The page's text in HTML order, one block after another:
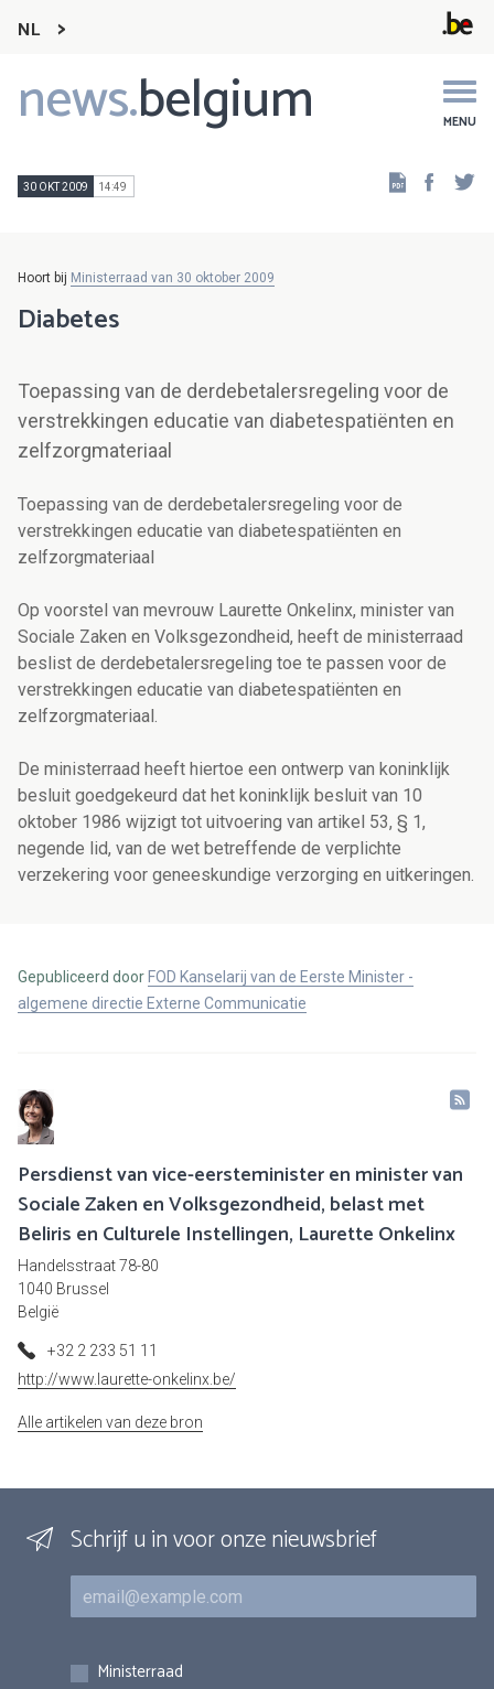
NL
news.belgium MENU
Main
navigation
30 OKT 2009 14:49
Hoort bij Ministerraad van 30 oktober 2009
Diabetes
Toepassing van de derdebetalersregeling voor de
verstrekkingen educatie van diabetespatiënten en
zelfzorgmateriaal
Toepassing van de derdebetalersregeling voor de
verstrekkingen educatie van diabetespatiënten en
zelfzorgmateriaal
Op voorstel van mevrouw Laurette Onkelinx, minister van
Sociale Zaken en Volksgezondheid, heeft de ministerraad
beslist de derdebetalersregeling toe te passen voor de
verstrekkingen educatie van diabetespatiënten en
zelfzorgmateriaal.
De ministerraad heeft hiertoe een ontwerp van koninklijk
besluit goedgekeurd dat het koninklijk besluit van 10
oktober 1986 wijzigt tot uitvoering van artikel 53, § 1,
negende lid, van de wet betreffende de verplichte
verzekering voor geneeskundige verzorging en uitkeringen.
Gepubliceerd door FOD Kanselarij van de Eerste Minister -
algemene directie Externe Communicatie
Persdienst van vice-eersteminister en minister van
Sociale Zaken en Volksgezondheid, belast met
Beliris en Culturele Instellingen, Laurette Onkelinx
Handelsstraat 78-80
1040 Brussel
België
+32 2 233 51 11
http://www.laurette-onkelinx.be/
Alle artikelen van deze bron
Schrijf u in voor onze nieuwsbrief
E-mail
Inschrijvingen
Ministerraad